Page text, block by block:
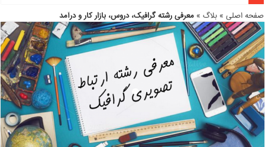
صفحه اصلی »بلاگ »معرفی رشته گرافیک، دروس، بازار کار و درآمد